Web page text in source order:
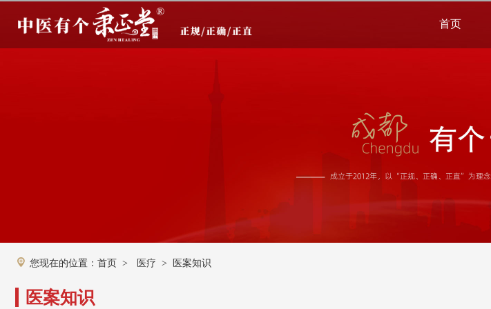
首页
您现在的位置： 首页 > 医疗 > 医案知识
医案知识